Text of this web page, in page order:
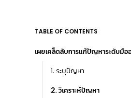
TABLE OF CONTENTS
เผยเคล็ดลับการแก้ปัญหาระดับมือ
1. ระบุปัญหา
2. วิเคราะห์ปัญหา